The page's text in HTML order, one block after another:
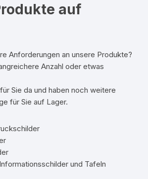
auf
Anforderungen an unsere Produkte?
Anzahl oder etwas
Sie da und haben noch weitere
für Sie auf Lager.
und Tafeln